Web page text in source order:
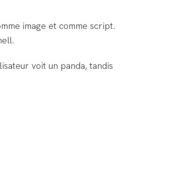
image et comme script.
voit un panda, tandis